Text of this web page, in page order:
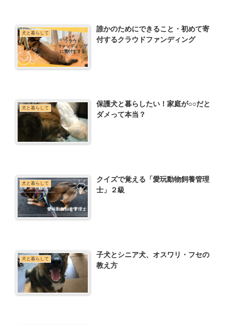
犬と暮らして
誰かのためにできること・初めて寄
付するクラウドファンディング
犬と暮らして
保護犬と暮らしたい！家庭が○○だと
ダメって本当？
犬と暮らして
クイズで覚える「愛玩動物飼養管理
士」２級
犬と暮らして
子犬とシニア犬、オスワリ・フセの
教え方